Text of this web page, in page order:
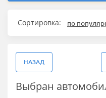
Сортировка: по
НАЗАД
Выбран